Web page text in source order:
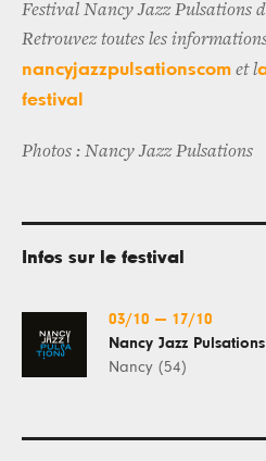
Festival Nancy Jazz Pulsations
Retrouvez toutes les
nancyjazzpulsationscom et l
festival
Photos : Nancy Jazz Pulsations
Infos sur le festival
03/10 — 17/10
Nancy Jazz Pulsations
Nancy (54)